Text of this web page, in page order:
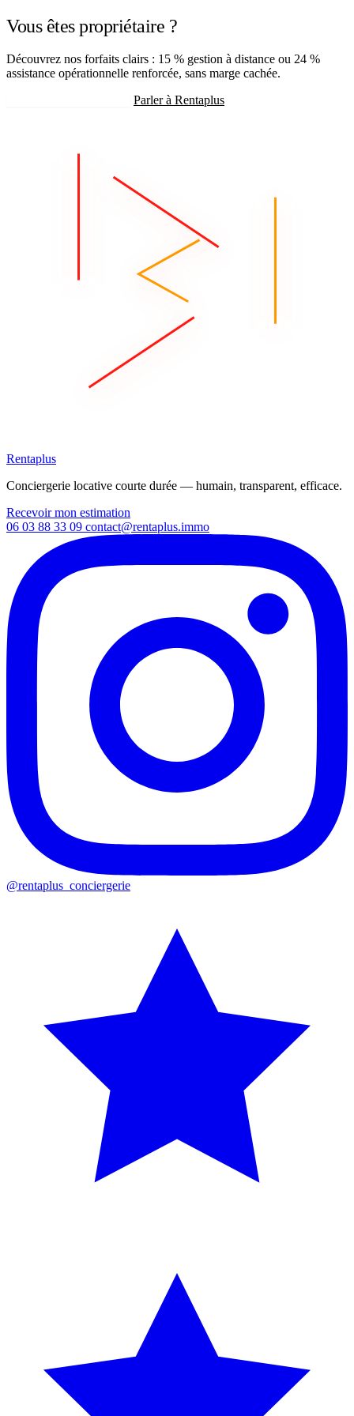
Vous êtes propriétaire ?
Découvrez nos forfaits clairs : 15 % gestion à distance ou 24 %
assistance opérationnelle renforcée, sans marge cachée.
Parler à Rentaplus
Rentaplus
Conciergerie locative courte durée — humain, transparent, efficace.
Recevoir mon estimation
06 03 88 33 09 contact@rentaplus.immo
@rentaplus_conciergerie